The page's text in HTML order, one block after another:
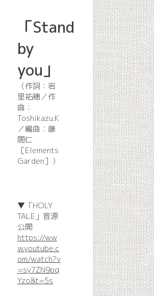
「Stand
by
you」
（作詞：岩
里祐穂／作
曲：
Toshikazu.K
／編曲：藤
間仁
［Elements
Garden］）
▼「HOLY
TALE」音源
公開
https://ww
w.youtube.c
om/watch?v
=sy7ZN9pq
Yzo&t=5s